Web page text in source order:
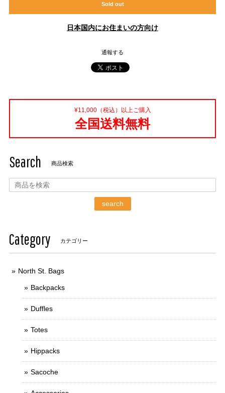
Sold out
日本国内にお住まいの方向け
通報する
¥11,000（税込）以上ご購入
全国送料無料
Search 商品検索
search
Category カテゴリー
North St. Bags
Backpacks
Duffles
Totes
Hippacks
Sacoche